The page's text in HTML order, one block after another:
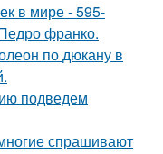
в мире - 595-
франко.
по дюкану в
подведем
спрашивают